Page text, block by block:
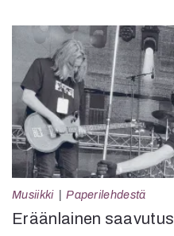
Musiikki Paperilehdestä
Eräänlainen saavutus